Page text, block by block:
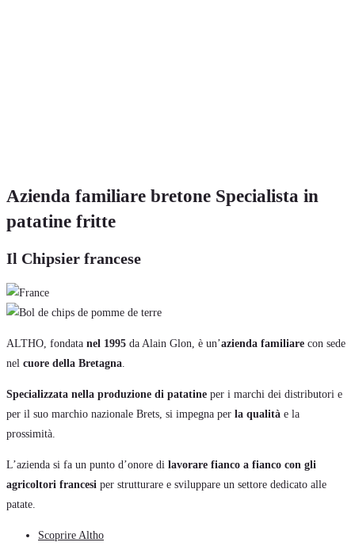
Azienda familiare bretone Specialista in
patatine fritte
Il Chipsier francese
ALTHO, fondata nel 1995 da Alain Glon, è un’azienda familiare con sede
nel cuore della Bretagna
Specializzata nella produzione di patatine per i marchi dei distributori e
per il suo marchio nazionale Brets, si impegna per la qualità e la
prossimità.
L’azienda si fa un punto d’onore di lavorare fianco a fianco con gli
agricoltori francesi per strutturare e sviluppare un settore dedicato alle
patate.
Scoprire Altho